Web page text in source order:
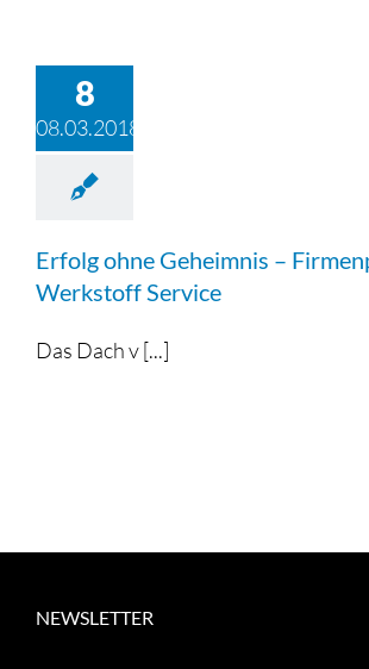
8
08.03.2018
Erfolg ohne Geheimnis –
Werkstoff Service
Das Dach v [...]
NEWSLETTER